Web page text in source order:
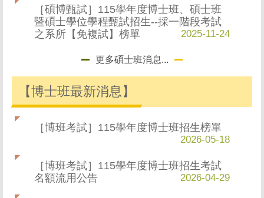
［碩博甄試］115學年度博士班、碩士班
暨碩士學位學程甄試招生--採一階段考試
之系所【免複試】榜單
2025-11-24
更多碩士班消息...
【博士班最新消息】
［博班考試］115學年度博士班招生榜單
2026-05-18
［博班考試］115學年度博士班招生考試
名額流用公告
2026-04-29